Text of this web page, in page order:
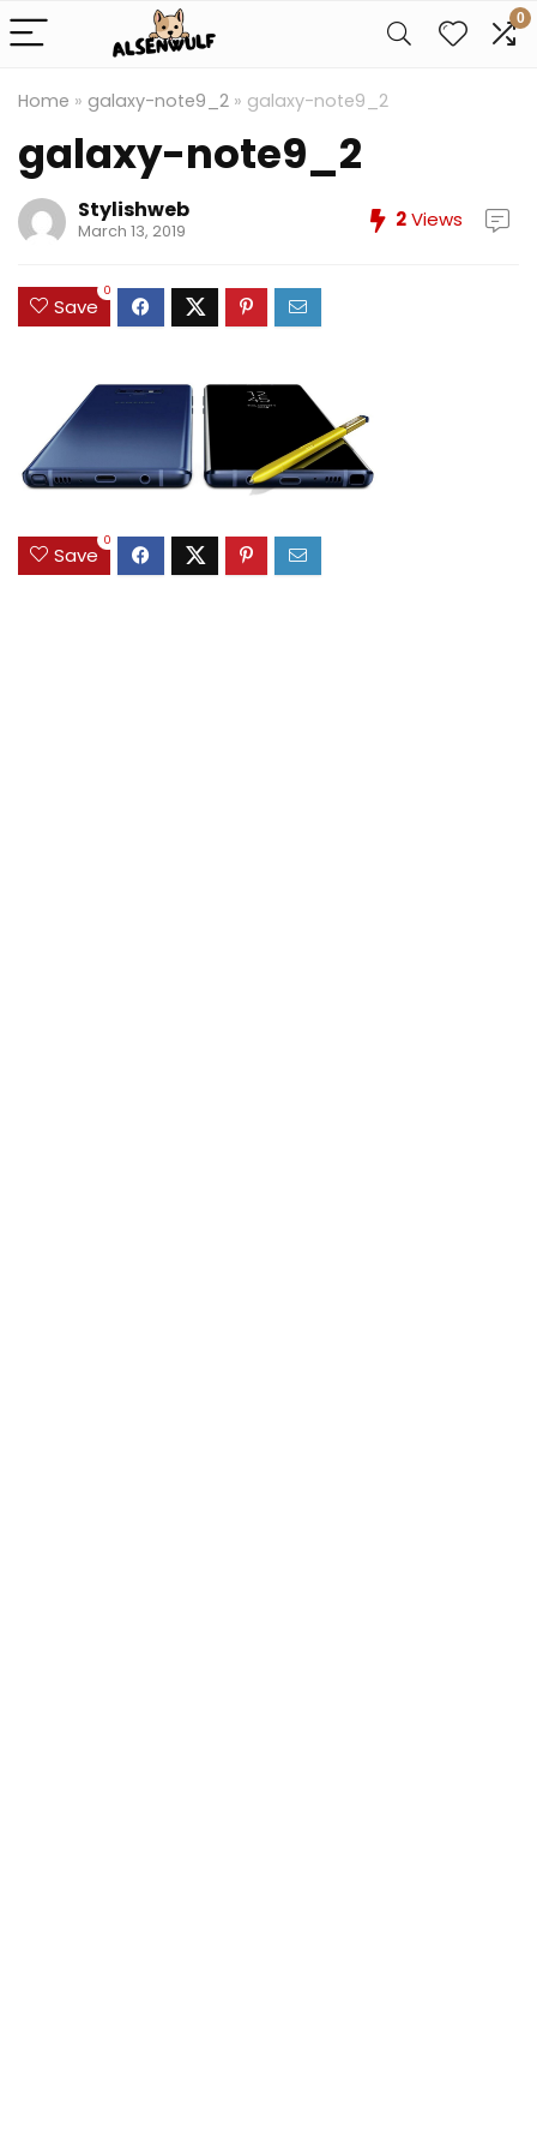
0
Home » galaxy-note9_2 » galaxy-note9_2
galaxy-note9_2
Stylishweb
March 13, 2019 2Views
Save
0
Save
0